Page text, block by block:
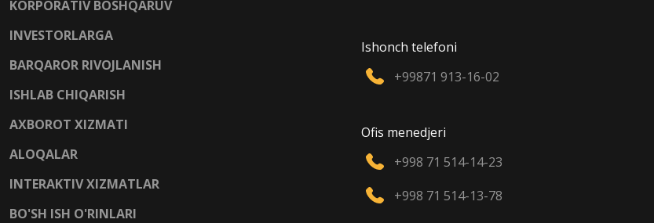
KORPORATIV BOSHQARUV
INVESTORLARGA
BARQAROR RIVOJLANISH
ISHLAB CHIQARISH
AXBOROT XIZMATI
ALOQALAR
INTERAKTIV XIZMATLAR
BO'SH ISH O'RINLARI
Ishonch telefoni
+99871 913-16-02
Ofis menedjeri
+998 71 514-14-23
+998 71 514-13-78